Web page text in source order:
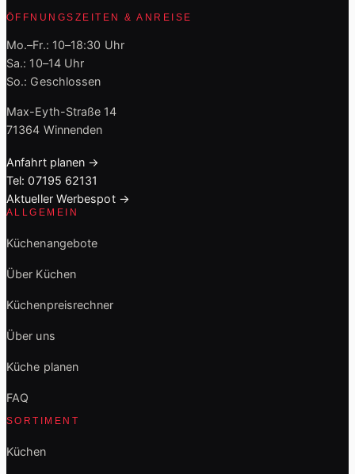
ÖFFNUNGSZEITEN & ANREISE
Mo.–Fr.: 10–18:30 Uhr
Sa.: 10–14 Uhr
So.: Geschlossen
Max-Eyth-Straße 14
71364 Winnenden
Anfahrt planen →
Tel: 07195 62131
Aktueller Werbespot →
ALLGEMEIN
Küchenangebote
Über Küchen
Küchenpreisrechner
Über uns
Küche planen
FAQ
SORTIMENT
Küchen